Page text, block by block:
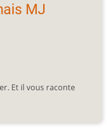
MJ
Et il vous raconte